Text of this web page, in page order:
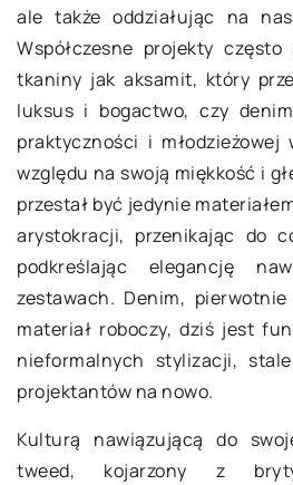
ale także oddziałując na
Współczesne projekty
tkaniny jak aksamit, który
luksus i bogactwo, czy
praktyczności i młodzieżowej
względu na swoją miękkość i
przestał być jedynie
arystokracji, przenikając do
podkreślając elegancję
zestawach. Denim,
materiał roboczy, dziś jest
nieformalnych stylizacji,
projektantów na nowo.
Kulturą nawiązującą do
tweed, kojarzony z